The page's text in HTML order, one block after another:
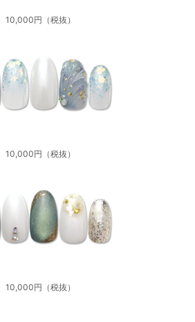
10,000円（税抜）
10,000円（税抜）
10,000円（税抜）